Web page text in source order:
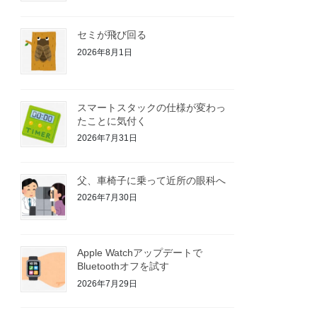
セミが飛び回る
2026年8月1日
スマートスタックの仕様が変わっ
たことに気付く
2026年7月31日
父、車椅子に乗って近所の眼科へ
2026年7月30日
Apple Watchアップデートで
Bluetoothオフを試す
2026年7月29日